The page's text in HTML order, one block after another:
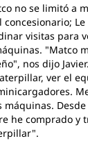
no se limitó a
Le
visitas para
"Matco
nos dijo
ver el
máquinas. Desde
he comprado y